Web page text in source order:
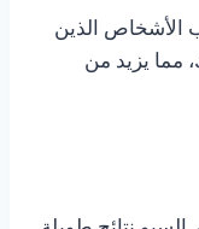
الأشخاص الذين
مما يزيد من